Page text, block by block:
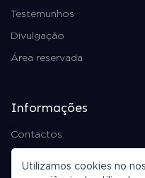
Utilizamos cookies no
Testemunhos
Divulgação
Área reservada
Informações
Contactos